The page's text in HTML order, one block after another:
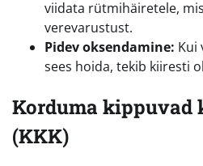
viidata rütmihäiretele,
verevarustust.
Pidev oksendamine: Kui
sees hoida, tekib kiiresti
Korduma kippuvad
(KKK)